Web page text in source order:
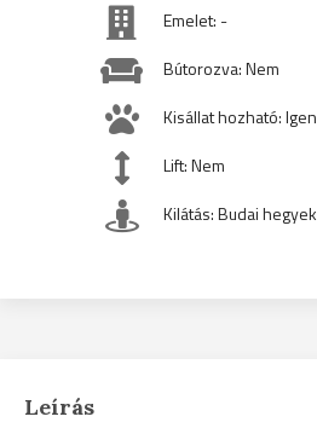
Emelet: -
Bútorozva: Nem
Kisállat hozható: Igen
Lift: Nem
Kilátás: Budai hegyek
Leírás